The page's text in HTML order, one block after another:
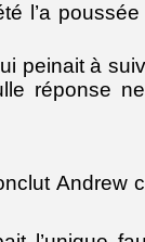
l’a
peinait à
réponse
Andrew